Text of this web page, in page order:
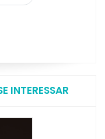
INTERESSAR